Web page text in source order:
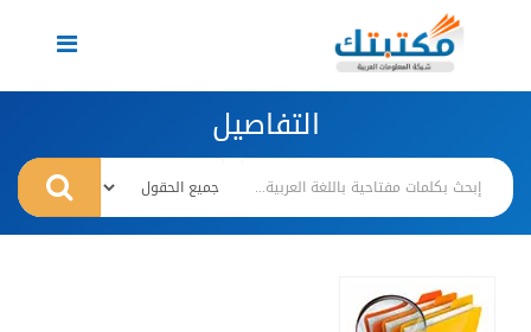
Toggle
navigation
التفاصيل